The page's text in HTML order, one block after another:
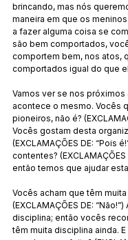
brincando, mas nós
maneira em que os
a fazer alguma coisa se
são bem comportados,
comportem bem, nos atos,
comportados igual do que
Vamos ver se nos próximos
acontece o mesmo. Vocês
pioneiros, não é?
Vocês gostam desta
(EXCLAMAÇÕES DE: “Pois
contentes? (EXCLAMAÇÕES
então temos que ajudar
Vocês acham que têm
(EXCLAMAÇÕES DE:
disciplina; então vocês
têm muita disciplina ainda.